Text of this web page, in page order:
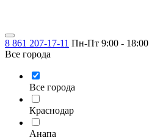
8 861 207-17-11 Пн-Пт 9:00 - 18:00
Все города
Все города
Краснодар
Анапа